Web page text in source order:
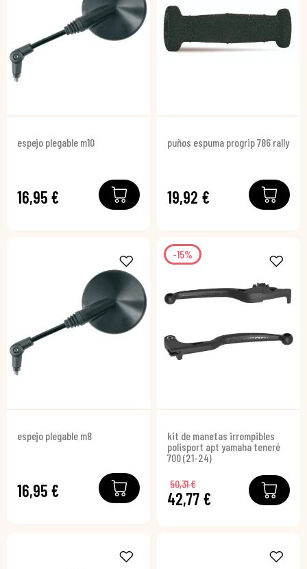
espejo plegable m10
16,95 €
puños espuma progrip 786 rally
19,92 €
espejo plegable m8
16,95 €
-15%
kit de manetas irrompibles
polisport apt yamaha teneré
700 (21-24)
42,77 €
50,31 €